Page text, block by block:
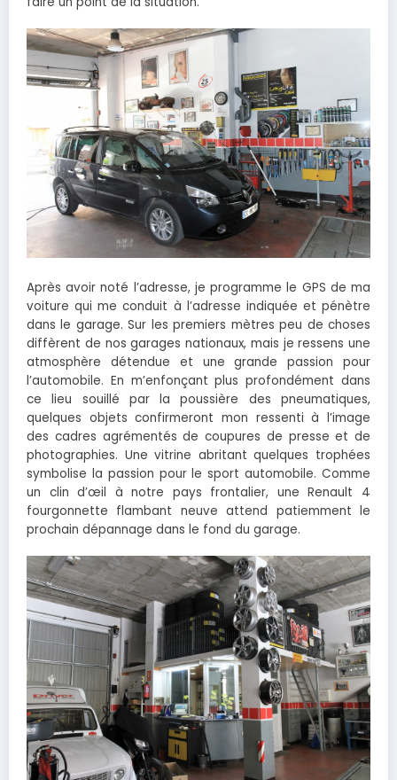
Après avoir noté l’adresse, je programme le GPS de ma
voiture qui me conduit à l’adresse indiquée et pénètre
dans le garage. Sur les premiers mètres peu de choses
diffèrent de nos garages nationaux, mais je ressens une
atmosphère détendue et une grande passion pour
l’automobile. En m’enfonçant plus profondément dans
ce lieu souillé par la poussière des pneumatiques,
quelques objets confirmeront mon ressenti à l’image
des cadres agrémentés de coupures de presse et de
photographies. Une vitrine abritant quelques trophées
symbolise la passion pour le sport automobile. Comme
un clin d’œil à notre pays frontalier, une Renault 4
fourgonnette flambant neuve attend patiemment le
prochain dépannage dans le fond du garage.